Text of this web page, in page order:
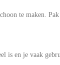
te maken.
is en je vaak